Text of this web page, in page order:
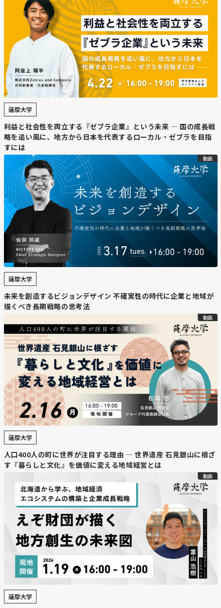
薩摩大学
利益と社会性を両立する『ゼブラ企業』という未来 — 国の成長戦
略を追い風に、地方から日本を代表するローカル・ゼブラを目指
すには
動画
薩摩大学
未来を創造するビジョンデザイン 不確実性の時代に企業と地域が
描くべき長期戦略の思考法
動画
薩摩大学
人口400人の町に世界が注目する理由 — 世界遺産 石見銀山に根ざ
す『暮らしと文化』を価値に変える地域経営とは
動画
薩摩大学